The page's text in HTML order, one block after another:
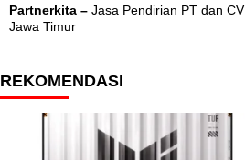
Partnerkita – Jasa Pendirian PT dan CV
Jawa Timur
REKOMENDASI